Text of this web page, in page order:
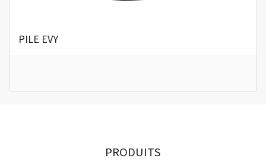
PILE EVY
PRODUITS